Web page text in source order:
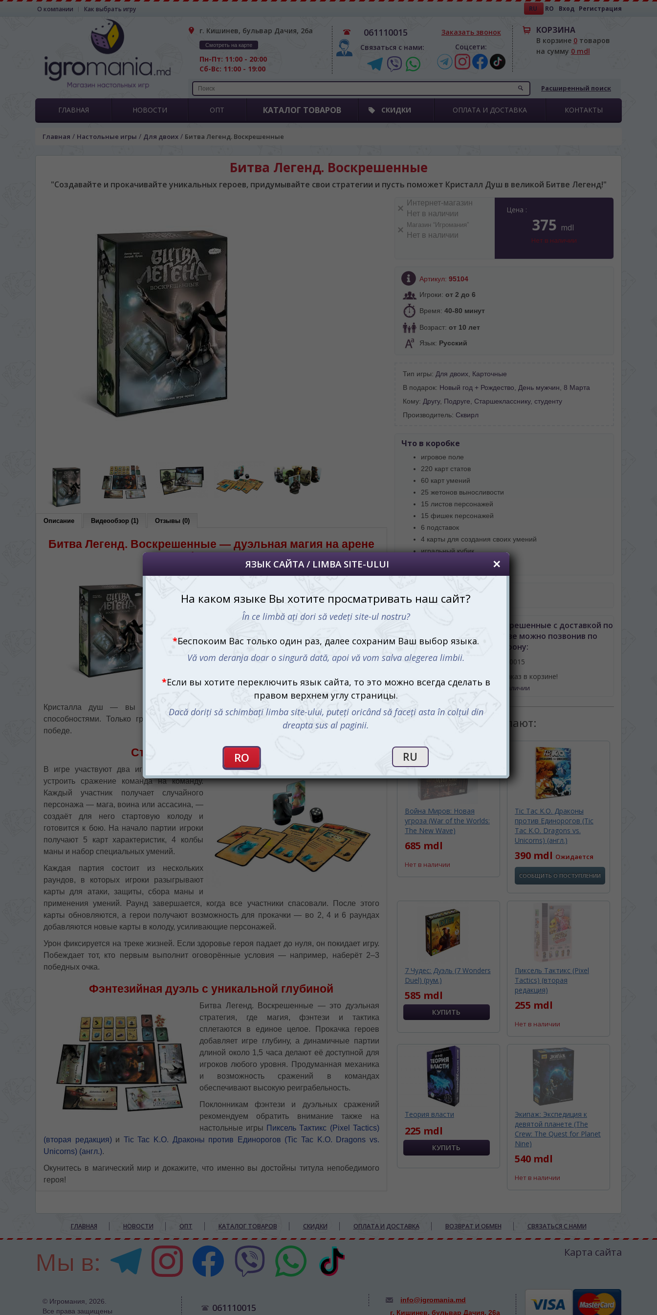
О компании Как выбрать игру RU RO Вход Регистрация
г. Кишинев, бульвар Дачия, 26а
Смотреть на карте
Пн-Пт: 11:00 - 20:00
Сб-Вс: 11:00 - 19:00
061110015
Связаться с нами:
Заказать звонок
Соцсети:
КОРЗИНА
В корзине 0товаров
на сумму 0 mdl
Расширенный поиск
ГЛАВНАЯ НОВОСТИ ОПТ КАТАЛОГ ТОВАРОВ СКИДКИ ОПЛАТА И ДОСТАВКА КОНТАКТЫ
Главная / Настольные игры / Для двоих / Битва Легенд. Воскрешенные
Битва Легенд. Воскрешенные
"Создавайте и прокачивайте уникальных героев, придумывайте свои стратегии и пусть поможет Кристалл Душ в великой Битве Легенд!"
Описание Видеообзор (1) Отзывы (0)
Битва Легенд. Воскрешенные — дуэльная магия на арене
фэнтези
полноправным участником магического дуэльного
уникальную стратегию и прокачайте способности
арене.
Игра совмещает элементы ролевых игр,
привлекательной для поклонников тактических
сражений. С помощью мощного артефакта —
Кристалла душ — вы призываете своего героя, который обладает уникальными
способностями. Только грамотная комбинация умений и чёткая стратегия приведут к
победе.
Стань сильнейшим на арене
В игре участвуют два игрока, но можно
устроить сражение команда на команду.
Каждый участник получает случайного
персонажа — мага, воина или ассасина, —
создаёт для него стартовую колоду и
готовится к бою. На начало партии игроки
получают 5 карт характеристик, 4 колбы
маны и набор специальных умений.
Каждая партия состоит из нескольких
раундов, в которых игроки разыгрывают
карты для атаки, защиты, сбора маны и
применения умений. Раунд завершается, когда все участники спасовали. После этого
карты обновляются, а герои получают возможность для прокачки — во 2, 4 и 6 раундах
добавляются новые карты в колоду, усиливающие персонажей.
Урон фиксируется на треке жизней. Если здоровье героя падает до нуля, он покидает игру.
Побеждает тот, кто первым выполнит оговорённые условия — например, наберёт 2–3
победных очка.
Фэнтезийная дуэль с уникальной глубиной
Битва Легенд. Воскрешенные — это дуэльная
стратегия, где магия, фэнтези и тактика
сплетаются в единое целое. Прокачка героев
добавляет игре глубину, а динамичные партии
длиной около 1,5 часа делают её доступной для
игроков любого уровня. Продуманная механика
и возможность сражений в командах
обеспечивают высокую реиграбельность.
Поклонникам фэнтези и дуэльных сражений
рекомендуем обратить внимание также на
настольные игры Пиксель Тактикс (Pixel Tactics)
(вторая редакция)и Tic Tac K.O. Драконы против Единорогов (Tic Tac K.O. Dragons vs.
Unicorns) (англ.).
Окунитесь в магический мир и докажите, что именно вы достойны титула непобедимого
героя!
Цена :
375 mdl
Нет в наличии
Интернет-магазин
Нет в наличии
Магазин “Игромания”
Нет в наличии
Артикул: 95104
Игроки: от 2 до 6
Время: 40-80 минут
Возраст: от 10 лет
Язык: Русский
Тип игры: Для двоих, Карточные
В подарок: Новый год + Рождество День мужчин 8 Марта
Кому: Другу, Подруге
Старшекласснику, студенту
Производитель: Сквирл
Что в коробке
игровое поле
220 карт статов
60 карт умений
25 жетонов выносливости
15 листов персонажей
15 фишек персонажей
6 подставок
4 карты для создания своих умений
игральный кубик
Правила игры в PDF
Купить Битва Легенд. Воскрешенные с доставкой по
Кишиневу либо Молдове можно позвонив по
телефону:
061110015
или оформив заказ в корзине!
Нет в наличии
С этим товаром покупают:
Война Миров: Новая
угроза (War of the Worlds:
The New Wave)
685 mdl
Нет в наличии
Tic Tac K.O. Драконы
против Единорогов (Tic
Tac K.O. Dragons vs.
Unicorns) (англ.)
390 mdl Ожидается
СООБЩИТЬ О ПОСТУПЛЕНИИ
7 Чудес: Дуэль (7 Wonders
Duel) (рум.)
585 mdl
Пиксель Тактикс (Pixel
Tactics) (вторая
редакция)
255 mdl
Нет в наличии
Теория власти
225 mdl
Экипаж: Экспедиция к
девятой планете (The
Crew: The Quest for Planet
Nine)
540 mdl
Нет в наличии
ГЛАВНАЯ НОВОСТИ ОПТ КАТАЛОГ ТОВАРОВ СКИДКИ ОПЛАТА И ДОСТАВКА ВОЗВРАТ И ОБМЕН СВЯЗАТЬСЯ С НАМИ
Мы в: Карта сайта
© Игромания, 2026.
Все права защищены
061110015
info@igromania.md
г. Кишинев, бульвар Дачия, 26а
ЯЗЫК САЙТА / LIMBA SITE-ULUI
На каком языке Вы хотите просматривать наш сайт?
În ce limbă ați dori să vedeți site-ul nostru?
Dacă doriți să schimbați limba site-ului, puteți oricând să faceți asta în colțul din
dreapta sus al paginii.